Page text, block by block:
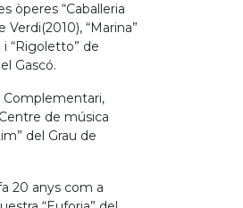
òperes “Caballeria
Verdi(2010), “Marina”
i “Rigoletto” de
Gascó.
Complementari,
de música
del Grau de
20 anys com a